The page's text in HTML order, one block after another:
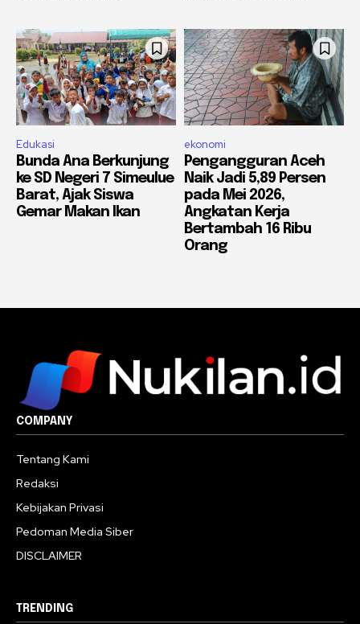
Edukasi
Bunda Ana Berkunjung
ke SD Negeri 7 Simeulue
Barat, Ajak Siswa
Gemar Makan Ikan
ekonomi
Pengangguran Aceh
Naik Jadi 5,89 Persen
pada Mei 2026,
Angkatan Kerja
Bertambah 16 Ribu
Orang
COMPANY
Tentang Kami
Redaksi
Kebijakan Privasi
Pedoman Media Siber
DISCLAIMER
TRENDING